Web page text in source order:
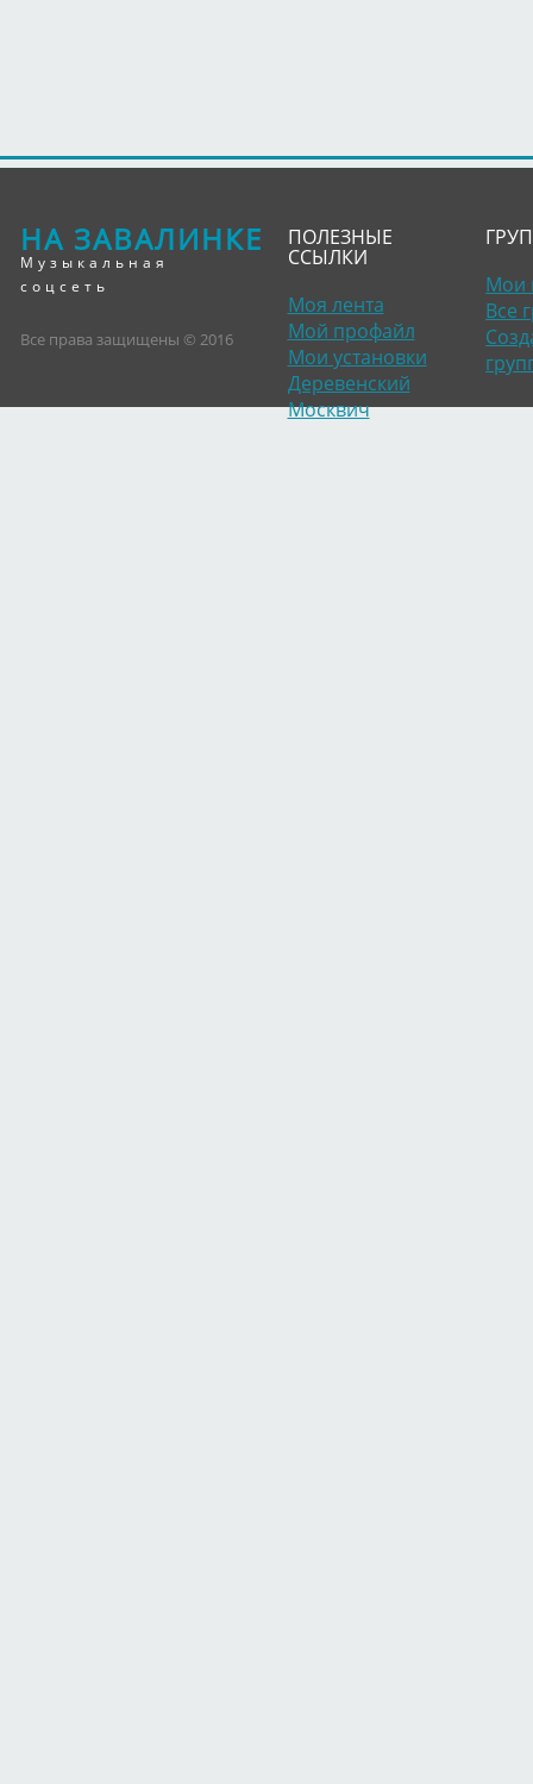
НА ЗАВАЛИНКЕ
Музыкальная
соцсеть
Все права защищены © 2016
ПОЛЕЗНЫЕ
ССЫЛКИ
Моя лента
Мой профайл
Мои установки
Деревенский
Москвич
Мои
Все